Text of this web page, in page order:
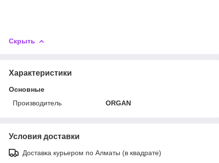
Скрыть
Характеристики
Основные
Производитель
ORGAN
Условия доставки
Доставка курьером по Алматы (в квадрате)